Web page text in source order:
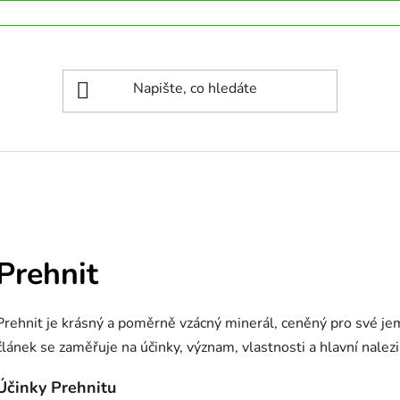
je krásný a poměrně vzácný minerál, ceněný pro své
se zaměřuje na účinky, význam, vlastnosti a hlavní
Prehnitu